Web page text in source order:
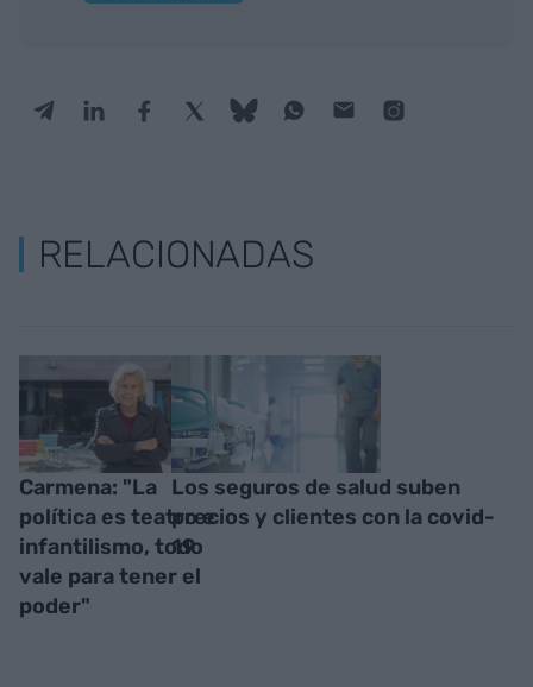
RELACIONADAS
Carmena: "La
política es teatro e
infantilismo, todo
vale para tener el
poder"
Los seguros de salud suben
precios y clientes con la covid-
19